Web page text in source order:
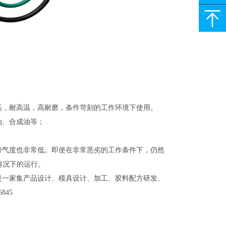
耐高温，高耐磨，条件苛刻的工作环境下使用。
合成油等；
度也非常低。即使在非常恶劣的工作条件下，仍然
下的运行。
家集产品设计、模具设计、加工、胶料配方研发、